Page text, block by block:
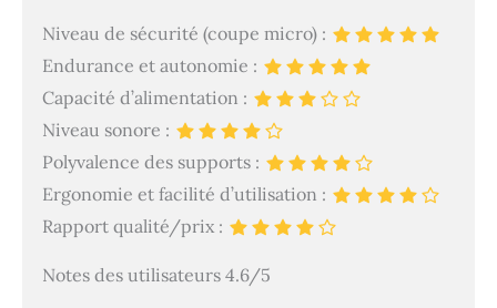
Niveau de sécurité (coupe micro) :
Endurance et autonomie :
Capacité d’alimentation :
Niveau sonore :
Polyvalence des supports :
Ergonomie et facilité d’utilisation :
Rapport qualité/prix :
Notes des utilisateurs 4.6/5